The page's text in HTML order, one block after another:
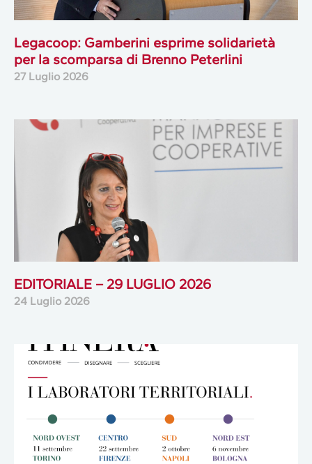
Legacoop: Gamberini esprime solidarietà
per la scomparsa di Brenno Peterlini
27 Luglio 2026
EDITORIALE – 29 LUGLIO 2026
24 Luglio 2026